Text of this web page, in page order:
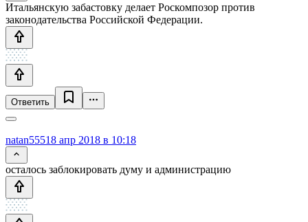
Итальянскую забастовку делает Роскомпозор против
законодательства Российской Федерации.
Ответить
natan55518 апр 2018 в 10:18
осталось заблокировать думу и администрацию